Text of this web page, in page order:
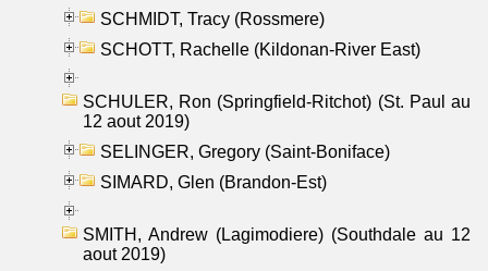
SCHMIDT, Tracy (Rossmere)
SCHOTT, Rachelle (Kildonan-River East)
SCHULER, Ron (Springfield-Ritchot) (St. Paul au
12 aout 2019)
SELINGER, Gregory (Saint-Boniface)
SIMARD, Glen (Brandon-Est)
SMITH, Andrew (Lagimodiere) (Southdale au 12
aout 2019)